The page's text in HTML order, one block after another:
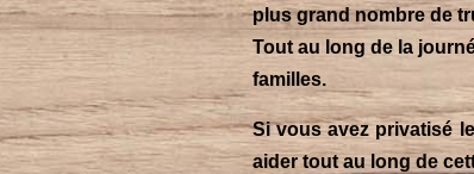
plus grand nombre de
Tout au long de la
familles.
Si vous avez privatisé
aider tout au long de